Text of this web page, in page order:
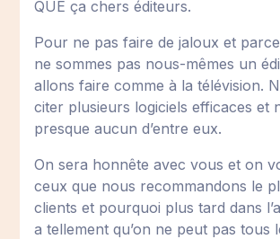
QUE ça chers éditeurs.
Pour ne pas faire de jaloux et
ne sommes pas nous-mêmes un
allons faire comme à la télévision.
citer plusieurs logiciels efficaces et
presque aucun d’entre eux.
On sera honnête avec vous et on
ceux que nous recommandons le
clients et pourquoi plus tard dans
a tellement qu’on ne peut pas tous